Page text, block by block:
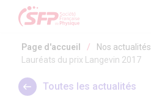
Panneau de gestion des cookies
Page d'accueil / Nos actualités
Lauréats du prix Langevin 2017
Toutes les actualités